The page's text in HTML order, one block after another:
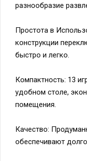
разнообразие
Простота в
конструкции
быстро и легко.
Компактность: 13
удобном столе,
помещения.
Качество:
обеспечивают